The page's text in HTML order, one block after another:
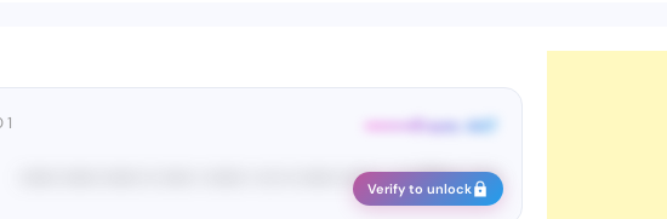
1 DAY AGO From: 447••••••••
Ma•••• ka••••• • •••••• •••••• •• ••• • •••••• • ••••• •• •••••• •••••• ••••••
Verify to unlock